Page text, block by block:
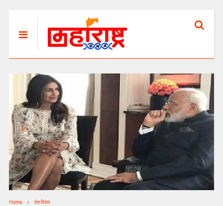
Home देश विदेश